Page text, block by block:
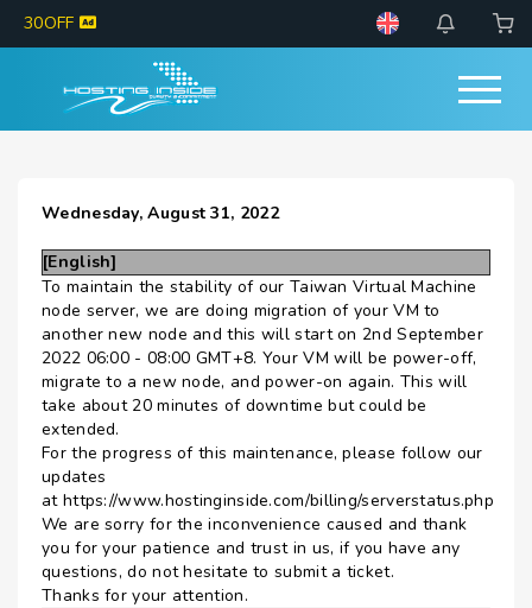
30OFF
Wednesday, August 31, 2022
[English]
To maintain the stability of our Taiwan Virtual Machine
node server, we are doing migration of your VM to
another new node and this will start on 2nd September
2022 06:00 - 08:00 GMT+8. Your VM will be power-off,
migrate to a new node, and power-on again. This will
take about 20 minutes of downtime but could be
extended.
For the progress of this maintenance, please follow our
updates
at https://www.hostinginside.com/billing/serverstatus.php
We are sorry for the inconvenience caused and thank
you for your patience and trust in us, if you have any
questions, do not hesitate to submit a ticket.
Thanks for your attention.